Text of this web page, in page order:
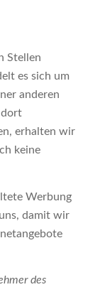
Stellen
es sich um
anderen
dort
erhalten wir
keine
Werbung
damit wir
des